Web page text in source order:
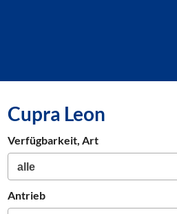
Cupra Leon
Verfügbarkeit, Art
Antrieb